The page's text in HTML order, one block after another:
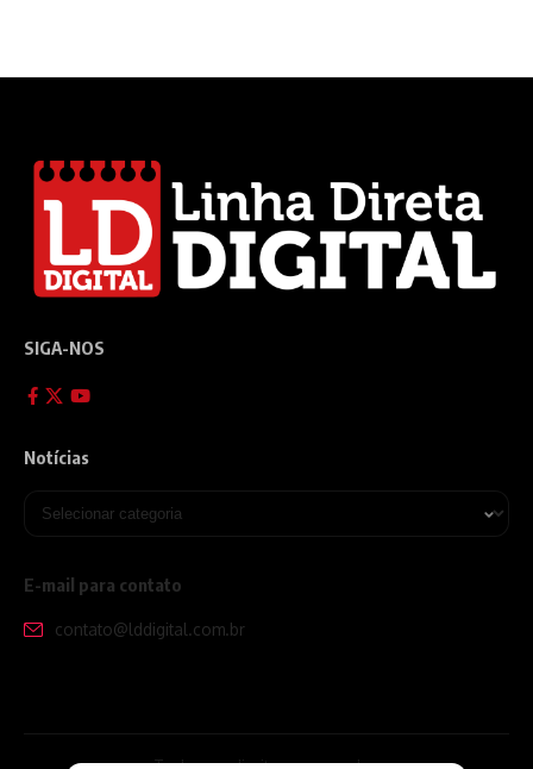
SIGA-NOS
Notícias
E-mail para contato
contato@lddigital.com.br